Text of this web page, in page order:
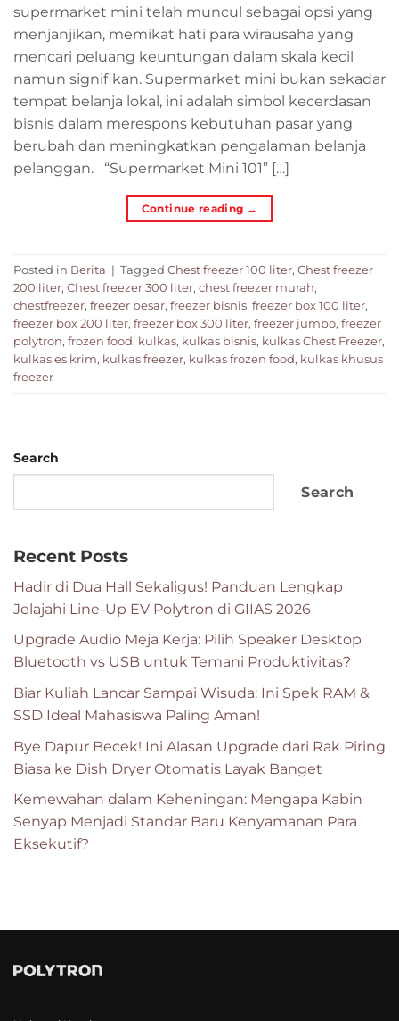
supermarket mini telah muncul sebagai opsi yang
menjanjikan, memikat hati para wirausaha yang
mencari peluang keuntungan dalam skala kecil
namun signifikan. Supermarket mini bukan sekadar
tempat belanja lokal, ini adalah simbol kecerdasan
bisnis dalam merespons kebutuhan pasar yang
berubah dan meningkatkan pengalaman belanja
pelanggan. “Supermarket Mini 101” […]
Continue reading →
Posted in Berita | Tagged Chest freezer 100 liter, Chest freezer
200 liter, Chest freezer 300 liter, chest freezer murah,
chestfreezer, freezer besar, freezer bisnis, freezer box 100 liter,
freezer box 200 liter, freezer box 300 liter, freezer jumbo, freezer
polytron, frozen food, kulkas, kulkas bisnis, kulkas Chest Freezer,
kulkas es krim, kulkas freezer, kulkas frozen food, kulkas khusus
freezer
Search
Search
Recent Posts
Hadir di Dua Hall Sekaligus! Panduan Lengkap
Jelajahi Line-Up EV Polytron di GIIAS 2026
Upgrade Audio Meja Kerja: Pilih Speaker Desktop
Bluetooth vs USB untuk Temani Produktivitas?
Biar Kuliah Lancar Sampai Wisuda: Ini Spek RAM &
SSD Ideal Mahasiswa Paling Aman!
Bye Dapur Becek! Ini Alasan Upgrade dari Rak Piring
Biasa ke Dish Dryer Otomatis Layak Banget
Kemewahan dalam Keheningan: Mengapa Kabin
Senyap Menjadi Standar Baru Kenyamanan Para
Eksekutif?